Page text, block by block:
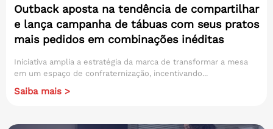
Outback aposta na tendência de compartilhar
e lança campanha de tábuas com seus pratos
mais pedidos em combinações inéditas
Iniciativa amplia a estratégia da marca de transformar a mesa
em um espaço de confraternização, incentivando...
Saiba mais >